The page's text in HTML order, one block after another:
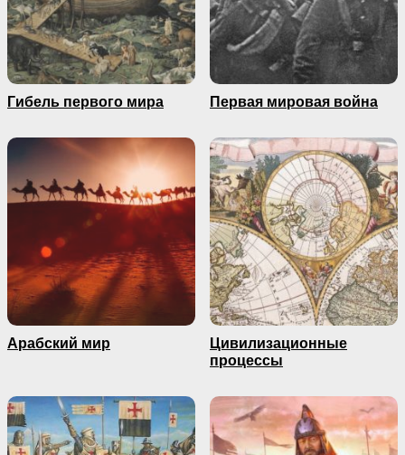
Гибель первого мира Первая мировая война
Арабский мир
Цивилизационные
процессы